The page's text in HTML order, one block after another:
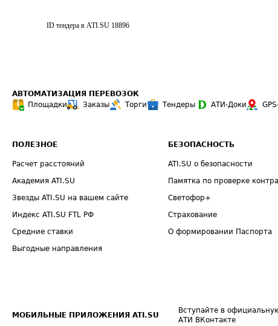
ID тендера в ATI.SU 18896
АВТОМАТИЗАЦИЯ ПЕРЕВОЗОК
Площадки
Заказы Торги Тендеры АТИ-Доки
ПОЛЕЗНОЕ
Расчет расстояний
Академия ATI.SU
Звезды ATI.SU на вашем сайте
Индекс ATI.SU FTL РФ
Средние ставки
Выгодные направления
БЕЗОПАСНОСТЬ
ATI.SU о безопасности
Памятка по проверке
Светофор+
Страхование
О формировании Паспорта
МОБИЛЬНЫЕ ПРИЛОЖЕНИЯ ATI.SU
Вступайте в
АТИ ВКонтакте